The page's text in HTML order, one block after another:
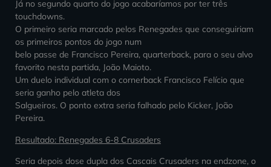
Já no segundo quarto do jogo acabaríamos por ter três
touchdowns.
O primeiro seria marcado pelos Renegades que conseguiriam
os primeiros pontos do jogo num
belo passe de Francisco Pereira, quarterback, para o seu alvo
favorito nesta partida, João Maioto.
Um duelo individual com o cornerback Francisco Felício que
seria ganho pelo atleta dos
Salgueiros. O ponto extra seria falhado pelo Kicker, João
Pereira.
Resultado: Renegades 6-8 Crusaders
Seria depois dose dupla dos Cascais Crusaders na endzone, o